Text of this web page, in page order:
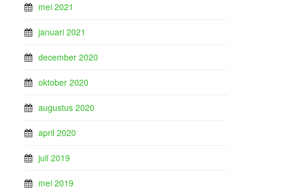
mei 2021
januari 2021
december 2020
oktober 2020
augustus 2020
april 2020
juli 2019
mei 2019